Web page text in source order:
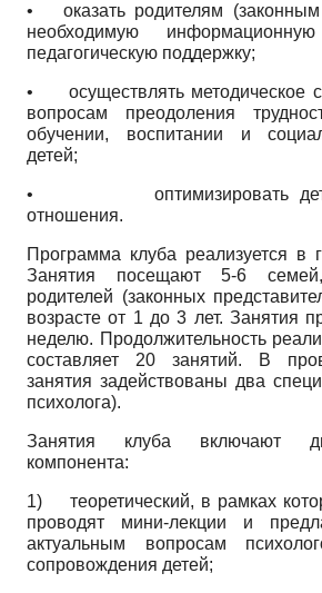
• оказать родителям (законным
необходимую
педагогическую поддержку;
• осуществлять методическое
вопросам преодоления
обучении, воспитании и
детей;
• оптимизировать
отношения.
Программа клуба реализуется в
Занятия посещают 5-6
родителей (законных
возрасте от 1 до 3 лет. Занятия
неделю. Продолжительность
составляет 20 занятий. В
занятия задействованы два
психолога).
Занятия клуба включают
компонента:
1) теоретический, в рамках
проводят мини-лекции и
актуальным вопросам
сопровождения детей;